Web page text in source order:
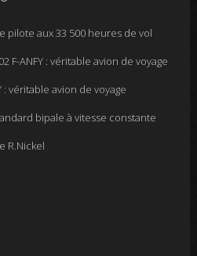
pilote aux 33 500 heures de vol
F-ANFY : véritable avion de voyage
: véritable avion de voyage
bipale à vitesse constante
R.Nickel